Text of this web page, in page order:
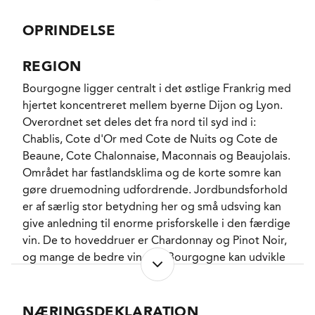
Anges betyder noget særligt for Jean-Pierre og Eve.
skænket før denne, og det siger vel det meste.
Chablis. Nærmest salt og med en snert af østerssaft,
som sammen med modne stenfrugter og ligeledes
moden citrus skaber et fascinerende aromaspil, som
enhver, der holder af fin Chablis, bør opleve.
“We had a lot to do working organically – we
treated and treated – but eventually the mildew
dried and what we could harvest was still good and
quite clean afterwards. We started harvesting about
the 7thSeptember. 12-12.5° maximum 13° in 2023 so
lower degrees than a similar volume in 2022. Given
the pressure of maladies we thought we have a lot of
OPRINDELSE
REGION
Bourgogne ligger centralt i det østlige Frankrig med
hjertet koncentreret mellem byerne Dijon og Lyon.
Overordnet set deles det fra nord til syd ind i:
Chablis, Cote d'Or med Cote de Nuits og Cote de
Beaune, Cote Chalonnaise, Maconnais og Beaujolais.
Området har fastlandsklima og de korte somre kan
gøre druemodning udfordrende. Jordbundsforhold
er af særlig stor betydning her og små udsving kan
give anledning til enorme prisforskelle i den færdige
vin. De to hoveddruer er Chardonnay og Pinot Noir,
og mange de bedre vine fra Bourgogne kan udvikle
sig adskillige år i flasken. I Maconnais dyrkes den
stort set kun fokuserer på den blå drue Gamay.
NÆRINGSDEKLARATION